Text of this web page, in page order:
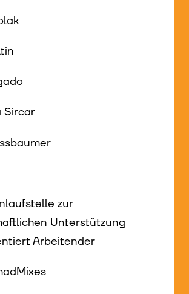
Sircar
zur
Unterstützung
Arbeitender